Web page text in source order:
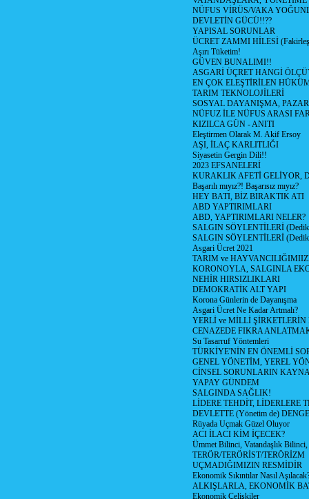
NÜFUS VİRÜS/VAKA
DEVLETİN GÜCÜ!!??
YAPISAL SORUNLAR
ÜCRET ZAMMI HİLESİ
Aşırı Tüketim!
GÜVEN BUNALIMI!!
ASGARİ ÜÇRET HANGİ
EN ÇOK ELEŞTİRİLEN
TARIM TEKNOLOJİLERİ
SOSYAL DAYANIŞMA,
NÜFUZ İLE NÜFUS ARASI
KIZILCA GÜN - ANITI
Eleştirmen Olarak M. Akif Ersoy
AŞI, İLAÇ KARLITLIĞI
Siyasetin Gergin Dili!!
2023 EFSANELERİ
KURAKLIK AFETİ GELİYOR,
Başarılı mıyız?! Başarısız mıyız?
HEY BATI, BİZ BIRAKTIK ATI
ABD YAPTIRIMLARI
ABD, YAPTIRIMLARI NELER?
SALGIN SÖYLENTİLERİ
SALGIN SÖYLENTİLERİ
Asgari Ücret 2021
TARIM ve
KORONOYLA, SALGINLA
NEHİR HIRSIZLIKLARI
DEMOKRATİK ALT YAPI
Korona Günlerin de Dayanışma
Asgari Ücret Ne Kadar Artmalı?
YERLİ ve MİLLİ
CENAZEDE FIKRA
Su Tasarruf Yöntemleri
TÜRKİYE'NİN EN ÖNEMLİ
GENEL YÖNETİM, YEREL
CİNSEL SORUNLARIN
YAPAY GÜNDEM
SALGINDA SAĞLIK!
LİDERE TEHDİT, LİDERLERE
DEVLETTE (Yönetim de)
Rüyada Uçmak Güzel Oluyor
ACI İLACI KİM İÇECEK?
Ümmet Bilinci, Vatandaşlık
TERÖR/TERÖRİST/TERÖRİZM
UÇMADIĞIMIZIN RESMİDİR
Ekonomik Sıkıntılar Nasıl
ALKIŞLARLA, EKONOMİK
Ekonomik Çelişkiler